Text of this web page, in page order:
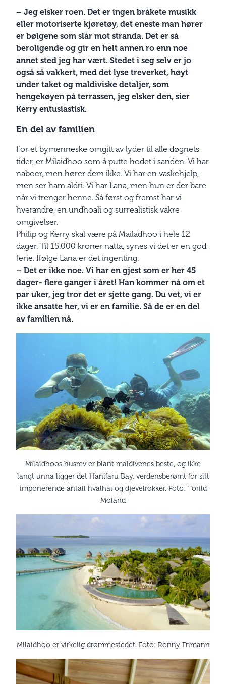
– Jeg elsker roen. Det er ingen bråkete musikk
eller motoriserte kjøretøy, det eneste man hører
er bølgene som slår mot stranda. Det er så
beroligende og gir en helt annen ro enn noe
annet sted jeg har vært. Stedet i seg selv er jo
også så vakkert, med det lyse treverket, høyt
under taket og maldiviske detaljer, som
hengekøyen på terrassen, jeg elsker den, sier
Kerry entusiastisk.
En del av familien
For et bymenneske omgitt av lyder til alle døgnets
tider, er Milaidhoo som å putte hodet i sanden. Vi har
naboer, men hører dem ikke. Vi har en vaskehjelp,
men ser ham aldri. Vi har Lana, men hun er der bare
når vi trenger henne. Så først og fremst har vi
hverandre, en undhoali og surrealistisk vakre
omgivelser.
Philip og Kerry skal være på Mailadhoo i hele 12
dager. Til 15.000 kroner natta, synes vi det er en god
ferie. Ifølge Lana er det ingenting.
– Det er ikke noe. Vi har en gjest som er her 45
dager- flere ganger i året! Han kommer nå om et
par uker, jeg tror det er sjette gang. Du vet, vi er
ikke ansatte her, vi er en familie. Så de er en del
av familien nå.
Milaidhoos husrev er blant maldivenes beste, og ikke
langt unna ligger det Hanifaru Bay, verdensberømt for sitt
imponerende antall hvalhai og djevelrokker. Foto: Torild
Moland
Milaidhoo er virkelig drømmestedet. Foto: Ronny Frimann